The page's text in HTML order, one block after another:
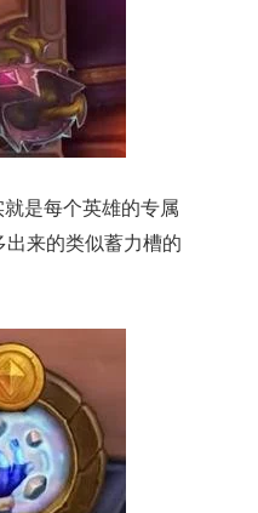
就是每个英雄的专属
来的类似蓄力槽的